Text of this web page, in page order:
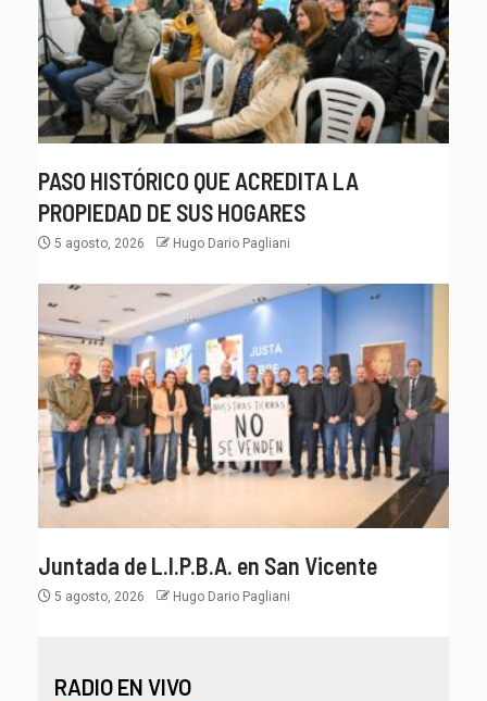
PASO HISTÓRICO QUE ACREDITA LA
PROPIEDAD DE SUS HOGARES
5 agosto, 2026 Hugo Dario Pagliani
Juntada de L.I.P.B.A. en San Vicente
5 agosto, 2026 Hugo Dario Pagliani
RADIO EN VIVO